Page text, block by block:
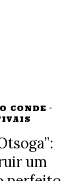
CONDE ·
um